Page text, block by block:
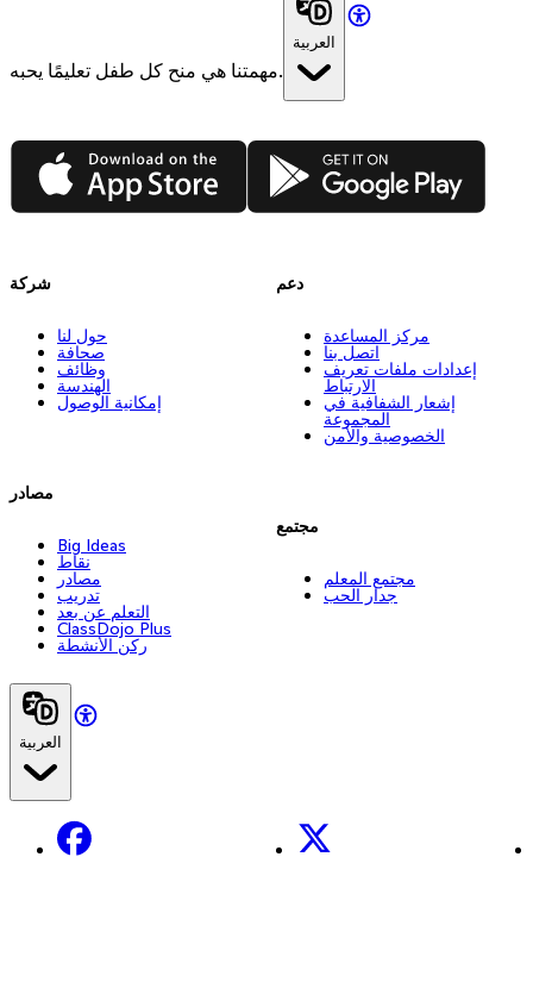
مهمتنا هي منح كل طفل تعليمًا يحبه.
العربية
App Store Google Play
شركة
حول لنا
صحافة
وظائف
الهندسة
إمكانية الوصول
مصادر
Big Ideas
نقاط
مصادر
تدريب
التعلم عن بعد
ClassDojo Plus
ركن الأنشطة
دعم
مركز المساعدة
اتصل بنا
إعدادات ملفات تعريف
الارتباط
إشعار الشفافية في
المجموعة
الخصوصية والأمن
مجتمع
مجتمع المعلم
جدار الحب
العربية
Facebook X